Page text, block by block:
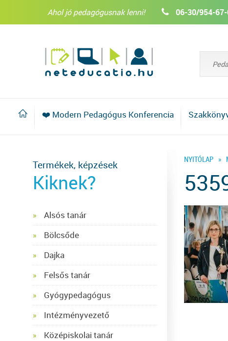
Ahol jó pedagógusnak lenni! 06-30/954-
❤️ Modern Pedagógus Konferencia
NYITÓLAP »
Termékek, képzések
Kiknek?
Alsós tanár
Bölcsőde
Dajka
Felsős tanár
Gyógypedagógus
Intézményvezető
Középiskolai tanár